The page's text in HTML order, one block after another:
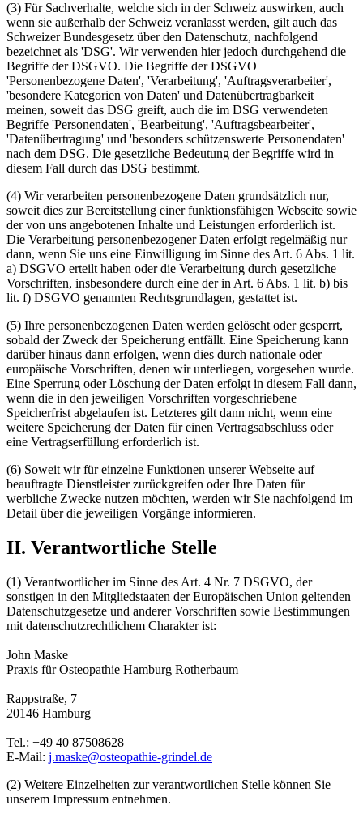
(3) Für Sachverhalte, welche sich in der Schweiz auswirken, auch
wenn sie außerhalb der Schweiz veranlasst werden, gilt auch das
Schweizer Bundesgesetz über den Datenschutz, nachfolgend
bezeichnet als 'DSG'. Wir verwenden hier jedoch durchgehend die
Begriffe der DSGVO. Die Begriffe der DSGVO
'Personenbezogene Daten', 'Verarbeitung', 'Auftragsverarbeiter',
'besondere Kategorien von Daten' und Datenübertragbarkeit
meinen, soweit das DSG greift, auch die im DSG verwendeten
Begriffe 'Personendaten', 'Bearbeitung', 'Auftragsbearbeiter',
'Datenübertragung' und 'besonders schützenswerte Personendaten'
nach dem DSG. Die gesetzliche Bedeutung der Begriffe wird in
diesem Fall durch das DSG bestimmt.
(4) Wir verarbeiten personenbezogene Daten grundsätzlich nur,
soweit dies zur Bereitstellung einer funktionsfähigen Webseite sowie
der von uns angebotenen Inhalte und Leistungen erforderlich ist.
Die Verarbeitung personenbezogener Daten erfolgt regelmäßig nur
dann, wenn Sie uns eine Einwilligung im Sinne des Art. 6 Abs. 1 lit.
a) DSGVO erteilt haben oder die Verarbeitung durch gesetzliche
Vorschriften, insbesondere durch eine der in Art. 6 Abs. 1 lit. b) bis
lit. f) DSGVO genannten Rechtsgrundlagen, gestattet ist.
(5) Ihre personenbezogenen Daten werden gelöscht oder gesperrt,
sobald der Zweck der Speicherung entfällt. Eine Speicherung kann
darüber hinaus dann erfolgen, wenn dies durch nationale oder
europäische Vorschriften, denen wir unterliegen, vorgesehen wurde.
Eine Sperrung oder Löschung der Daten erfolgt in diesem Fall dann,
wenn die in den jeweiligen Vorschriften vorgeschriebene
Speicherfrist abgelaufen ist. Letzteres gilt dann nicht, wenn eine
weitere Speicherung der Daten für einen Vertragsabschluss oder
eine Vertragserfüllung erforderlich ist.
(6) Soweit wir für einzelne Funktionen unserer Webseite auf
beauftragte Dienstleister zurückgreifen oder Ihre Daten für
werbliche Zwecke nutzen möchten, werden wir Sie nachfolgend im
Detail über die jeweiligen Vorgänge informieren.
II. Verantwortliche Stelle
(1) Verantwortlicher im Sinne des Art. 4 Nr. 7 DSGVO, der
sonstigen in den Mitgliedstaaten der Europäischen Union geltenden
Datenschutzgesetze und anderer Vorschriften sowie Bestimmungen
mit datenschutzrechtlichem Charakter ist:
John Maske
Praxis für Osteopathie Hamburg Rotherbaum
Rappstraße, 7
20146 Hamburg
Tel.: +49 40 87508628
E-Mail: j.maske@osteopathie-grindel.de
(2) Weitere Einzelheiten zur verantwortlichen Stelle können Sie
unserem Impressum entnehmen.